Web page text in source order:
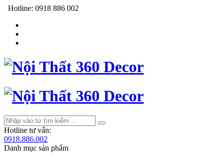
Hotline: 0918 886 002
Hotline tư vấn:
0918.886.002
Danh mục sản phẩm